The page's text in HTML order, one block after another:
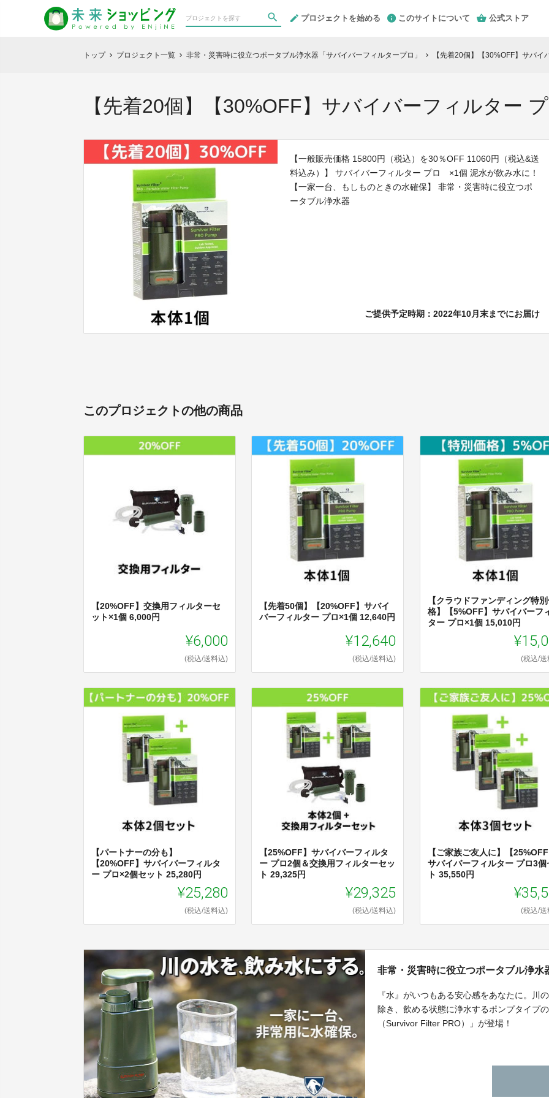
プロジェクトを始める このサイトについて 公式ストア
トップ chevron_right プロジェクト一覧 chevron_right 非常・災害時に役立つポータブル浄水器「サバイバーフィルタープロ」 chevron_right 【先着20個】【30%OFF】サバ
【先着20個】【30%OFF】サバイバーフィルター
【一般販売価格 15800円（税込）を30％OFF 11060円（税込&送
料込み）】 サバイバーフィルター プロ ×1個 泥水が飲み水に！
【一家一台、もしものときの水確保】 非常・災害時に役立つポ
ータブル浄水器
ご提供予定時期：2022年10月末までにお届け
このプロジェクトの他の商品
【20%OFF】交換用フィルターセ
ット×1個 6,000円
¥6,000
(税込/送料込)
【先着50個】【20%OFF】サバイ
バーフィルター プロ×1個 12,640円
¥12,640
(税込/送料込)
【クラウドファンディング特
格】【5%OFF】サバイバーフ
ター プロ×1個 15,010円
(税込/送
【パートナーの分も】
【20%OFF】サバイバーフィルタ
ー プロ×2個セット 25,280円
¥25,280
(税込/送料込)
【25%OFF】サバイバーフィルタ
ー プロ2個＆交換用フィルターセッ
ト 29,325円
¥29,325
(税込/送料込)
【ご家族ご友人に】【
サバイバーフィルター プロ3個
ト 35,550円
(税込/送
非常・災害時に役立つポータブル浄
『水』がいつもある安心感をあなたに。川
除き、飲める状態に浄水するポンプタイプ
（Survivor Filter PRO）」が登場！